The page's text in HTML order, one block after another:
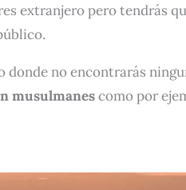
extranjero pero tendrás
no encontrarás
musulmanescomo por